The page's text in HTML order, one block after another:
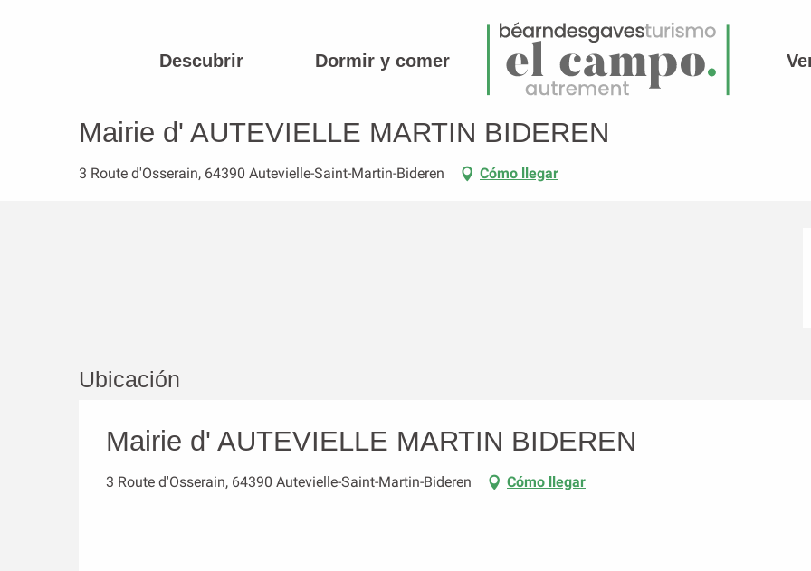
Descubrir Dormir y comer
Mairie d' AUTEVIELLE MARTIN BIDEREN
Mairie d' AUTEVIELLE MARTIN BIDEREN
3 Route d'Osserain, 64390 Autevielle-Saint-Martin-Bideren Cómo llegar
Ubicación
Mairie d' AUTEVIELLE MARTIN BIDEREN
3 Route d'Osserain, 64390 Autevielle-Saint-Martin-Bideren Cómo llegar